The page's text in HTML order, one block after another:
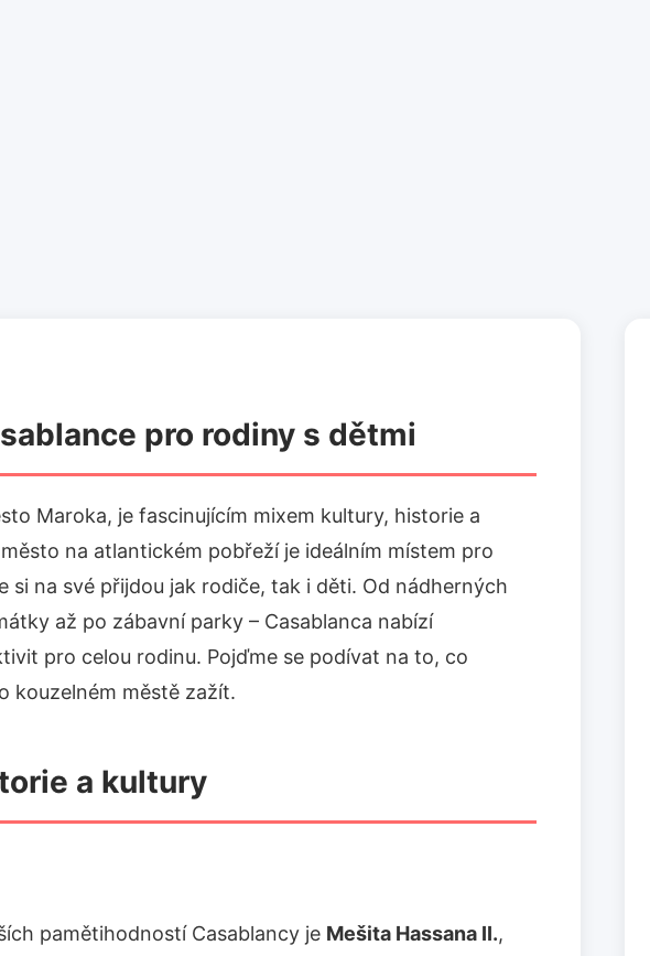
pro rodiny s dětmi
Maroka, je fascinujícím mixem kultury, historie a
na atlantickém pobřeží je ideálním místem pro
si na své přijdou jak rodiče, tak i děti. Od nádherných
až po zábavní parky – Casablanca nabízí
pro celou rodinu. Pojďme se podívat na to, co
kouzelném městě zažít.
a kultury
pamětihodností Casablancy je Mešita Hassana II.,